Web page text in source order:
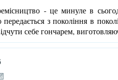
- це минуле в
з покоління в
себе гончарем,